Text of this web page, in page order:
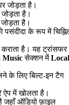
जोड़ता है।
है।
है।
के रूप में
है। यह ट्रांसफर
Musicसेक्शन मेंLocal
के लिए बिल्ट-इन टैग
में खोलता है।
ऑडियो फ़ाइल